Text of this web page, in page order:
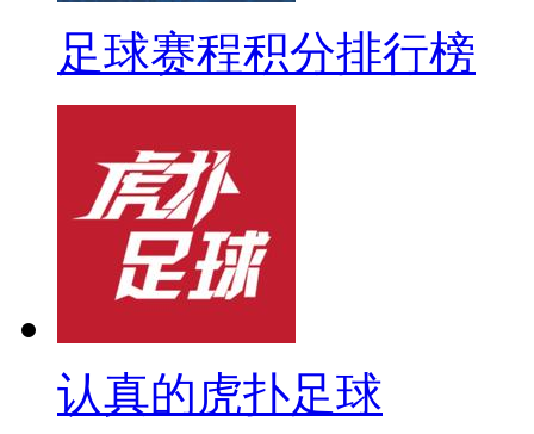
足球赛程积分排行榜
认真的虎扑足球